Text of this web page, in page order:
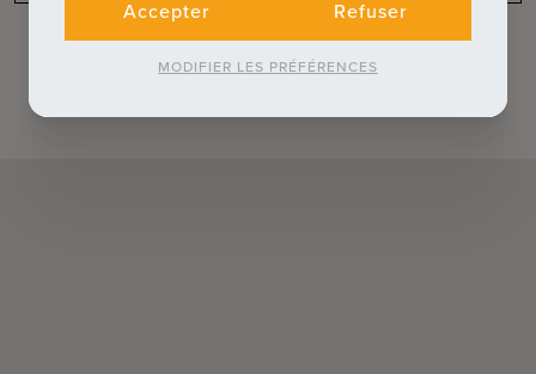
Accepter Refuser
MODIFIER LES PRÉFÉRENCES